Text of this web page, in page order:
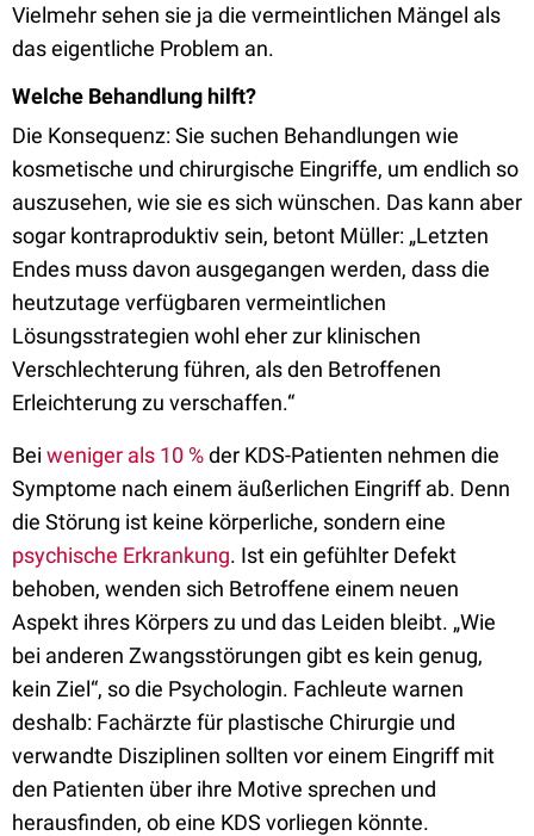
Vielmehr sehen sie ja die vermeintlichen Mängel als
das eigentliche Problem an.
Welche Behandlung hilft?
Die Konsequenz: Sie suchen Behandlungen wie
kosmetische und chirurgische Eingriffe, um endlich so
auszusehen, wie sie es sich wünschen. Das kann aber
sogar kontraproduktiv sein, betont Müller: „Letzten
Endes muss davon ausgegangen werden, dass die
heutzutage verfügbaren vermeintlichen
Lösungsstrategien wohl eher zur klinischen
Verschlechterung führen, als den Betroffenen
Erleichterung zu verschaffen.“
Bei weniger als 10 %der KDS-Patienten nehmen die
Symptome nach einem äußerlichen Eingriff ab. Denn
die Störung ist keine körperliche, sondern eine
psychische Erkrankung. Ist ein gefühlter Defekt
behoben, wenden sich Betroffene einem neuen
Aspekt ihres Körpers zu und das Leiden bleibt. „Wie
bei anderen Zwangsstörungen gibt es kein genug,
kein Ziel“, so die Psychologin. Fachleute warnen
deshalb: Fachärzte für plastische Chirurgie und
verwandte Disziplinen sollten vor einem Eingriff mit
den Patienten über ihre Motive sprechen und
herausfinden, ob eine KDS vorliegen könnte.